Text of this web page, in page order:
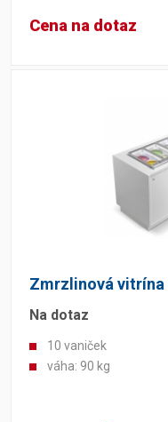
Cena na dotaz
Zmrzlinová vitrína
Na dotaz
10 vaniček
váha: 90 kg